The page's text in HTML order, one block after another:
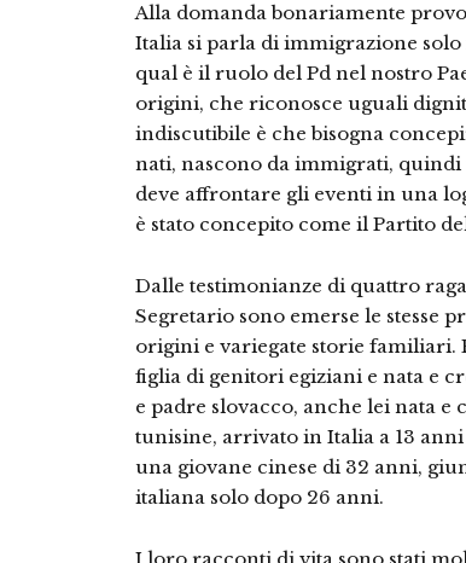
Alla domanda bonariamente
Italia si parla di immigrazione
qual è il ruolo del Pd nel nostro
origini, che riconosce uguali
indiscutibile è che bisogna
nati, nascono da immigrati,
deve affrontare gli eventi in una
è stato concepito come il Partito
Dalle testimonianze di quattro
Segretario sono emerse le stesse
origini e variegate storie familiari.
figlia di genitori egiziani e nata e
e padre slovacco, anche lei nata
tunisine, arrivato in Italia a 13
una giovane cinese di 32 anni,
italiana solo dopo 26 anni.